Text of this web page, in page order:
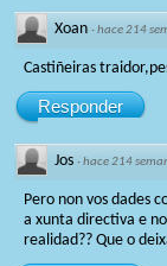
Xoan ·hace 214
Castiñeiras
Responder
Jos ·hace 214
Pero non vos dades
a xunta directiva e
realidad?? Que o